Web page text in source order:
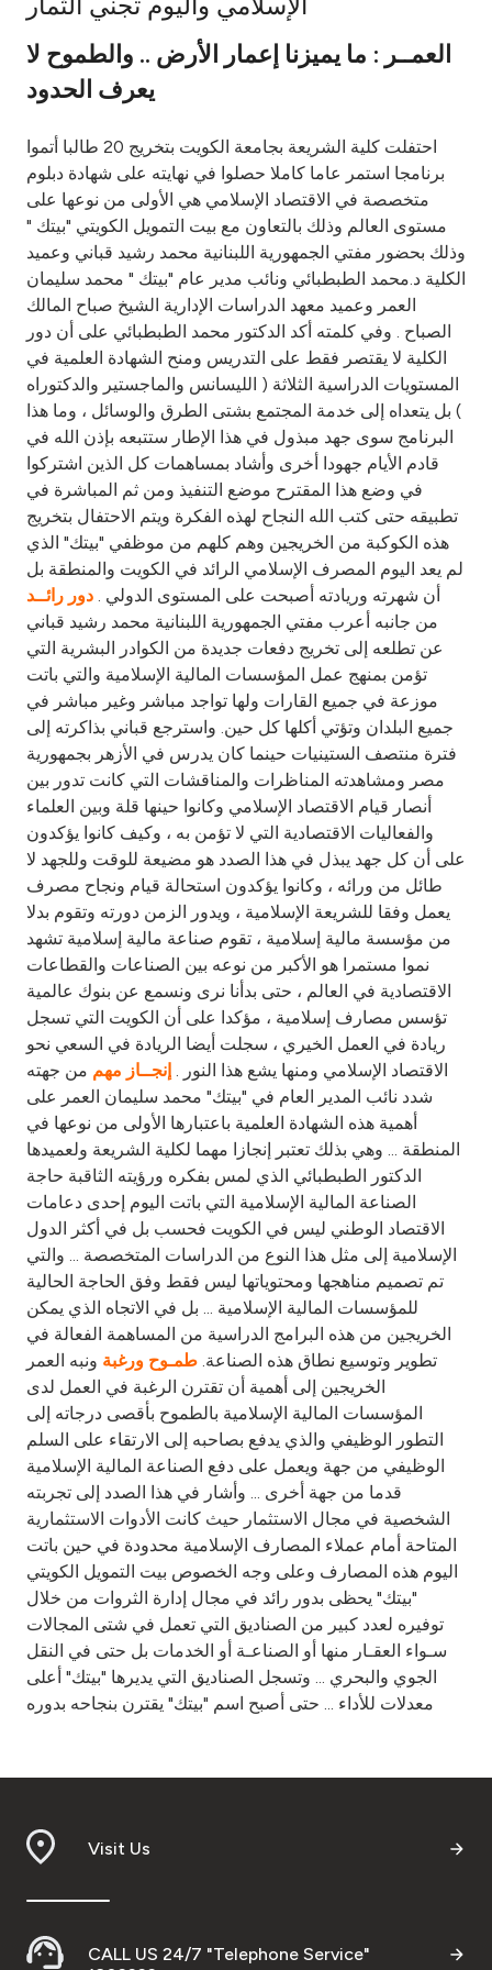
Tools & Services
After Sales Services
Contact us
Branch & ATM locator
Germany
Malaysia
Turkey
Egypt
UK
Kingdom of Bahrain
العمــر : ما يميزنا إعمار الأرض .. والطموح لا
يعرف الحدود
احتفلت كلية الشريعة بجامعة الكويت بتخريج 20 طالبا أتموا
برنامجا استمر عاما كاملا حصلوا في نهايته على شهادة دبلوم
متخصصة في الاقتصاد الإسلامي هي الأولى من نوعها على
مستوى العالم وذلك بالتعاون مع بيت التمويل الكويتي "بيتك "
وذلك بحضور مفتي الجمهورية اللبنانية محمد رشيد قباني وعميد
الكلية د.محمد الطبطبائي ونائب مدير عام "بيتك " محمد سليمان
العمر وعميد معهد الدراسات الإدارية الشيخ صباح المالك
الصباح . وفي كلمته أكد الدكتور محمد الطبطبائي على أن دور
الكلية لا يقتصر فقط على التدريس ومنح الشهادة العلمية في
المستويات الدراسية الثلاثة ( الليسانس والماجستير والدكتوراه
) بل يتعداه إلى خدمة المجتمع بشتى الطرق والوسائل ، وما هذا
البرنامج سوى جهد مبذول في هذا الإطار ستتبعه بإذن الله في
قادم الأيام جهودا أخرى وأشاد بمساهمات كل الذين اشتركوا
في وضع هذا المقترح موضع التنفيذ ومن ثم المباشرة في
تطبيقه حتى كتب الله النجاح لهذه الفكرة ويتم الاحتفال بتخريج
هذه الكوكبة من الخريجين وهم كلهم من موظفي "بيتك" الذي
لم يعد اليوم المصرف الإسلامي الرائد في الكويت والمنطقة بل
أن شهرته وريادته أصبحت على المستوى الدولي . دور رائــد
من جانبه أعرب مفتي الجمهورية اللبنانية محمد رشيد قباني
عن تطلعه إلى تخريج دفعات جديدة من الكوادر البشرية التي
تؤمن بمنهج عمل المؤسسات المالية الإسلامية والتي باتت
موزعة في جميع القارات ولها تواجد مباشر وغير مباشر في
جميع البلدان وتؤتي أكلها كل حين. واسترجع قباني بذاكرته إلى
فترة منتصف الستينيات حينما كان يدرس في الأزهر بجمهورية
مصر ومشاهدته المناظرات والمناقشات التي كانت تدور بين
أنصار قيام الاقتصاد الإسلامي وكانوا حينها قلة وبين العلماء
والفعاليات الاقتصادية التي لا تؤمن به ، وكيف كانوا يؤكدون
على أن كل جهد يبذل في هذا الصدد هو مضيعة للوقت وللجهد لا
طائل من ورائه ، وكانوا يؤكدون استحالة قيام ونجاح مصرف
يعمل وفقا للشريعة الإسلامية ، ويدور الزمن دورته وتقوم بدلا
من مؤسسة مالية إسلامية ، تقوم صناعة مالية إسلامية تشهد
نموا مستمرا هو الأكبر من نوعه بين الصناعات والقطاعات
الاقتصادية في العالم ، حتى بدأنا نرى ونسمع عن بنوك عالمية
تؤسس مصارف إسلامية ، مؤكدا على أن الكويت التي تسجل
ريادة في العمل الخيري ، سجلت أيضا الريادة في السعي نحو
الاقتصاد الإسلامي ومنها يشع هذا النور . إنجــاز مهم من جهته
شدد نائب المدير العام في "بيتك" محمد سليمان العمر على
أهمية هذه الشهادة العلمية باعتبارها الأولى من نوعها في
المنطقة ... وهي بذلك تعتبر إنجازا مهما لكلية الشريعة ولعميدها
الدكتور الطبطبائي الذي لمس بفكره ورؤيته الثاقبة حاجة
الصناعة المالية الإسلامية التي باتت اليوم إحدى دعامات
الاقتصاد الوطني ليس في الكويت فحسب بل في أكثر الدول
الإسلامية إلى مثل هذا النوع من الدراسات المتخصصة ... والتي
تم تصميم مناهجها ومحتوياتها ليس فقط وفق الحاجة الحالية
للمؤسسات المالية الإسلامية ... بل في الاتجاه الذي يمكن
الخريجين من هذه البرامج الدراسية من المساهمة الفعالة في
تطوير وتوسيع نطاق هذه الصناعة. طمـوح ورغبة ونبه العمر
الخريجين إلى أهمية أن تقترن الرغبة في العمل لدى
المؤسسات المالية الإسلامية بالطموح بأقصى درجاته إلى
التطور الوظيفي والذي يدفع بصاحبه إلى الارتقاء على السلم
الوظيفي من جهة ويعمل على دفع الصناعة المالية الإسلامية
قدما من جهة أخرى ... وأشار في هذا الصدد إلى تجربته
الشخصية في مجال الاستثمار حيث كانت الأدوات الاستثمارية
المتاحة أمام عملاء المصارف الإسلامية محدودة في حين باتت
اليوم هذه المصارف وعلى وجه الخصوص بيت التمويل الكويتي
"بيتك" يحظى بدور رائد في مجال إدارة الثروات من خلال
توفيره لعدد كبير من الصناديق التي تعمل في شتى المجالات
سـواء العقـار منها أو الصناعـة أو الخدمات بل حتى في النقل
الجوي والبحري ... وتسجل الصناديق التي يديرها "بيتك" أعلى
معدلات للأداء ... حتى أصبح اسم "بيتك" يقترن بنجاحه بدوره
Visit Us
CALL US 24/7 "Telephone Service"